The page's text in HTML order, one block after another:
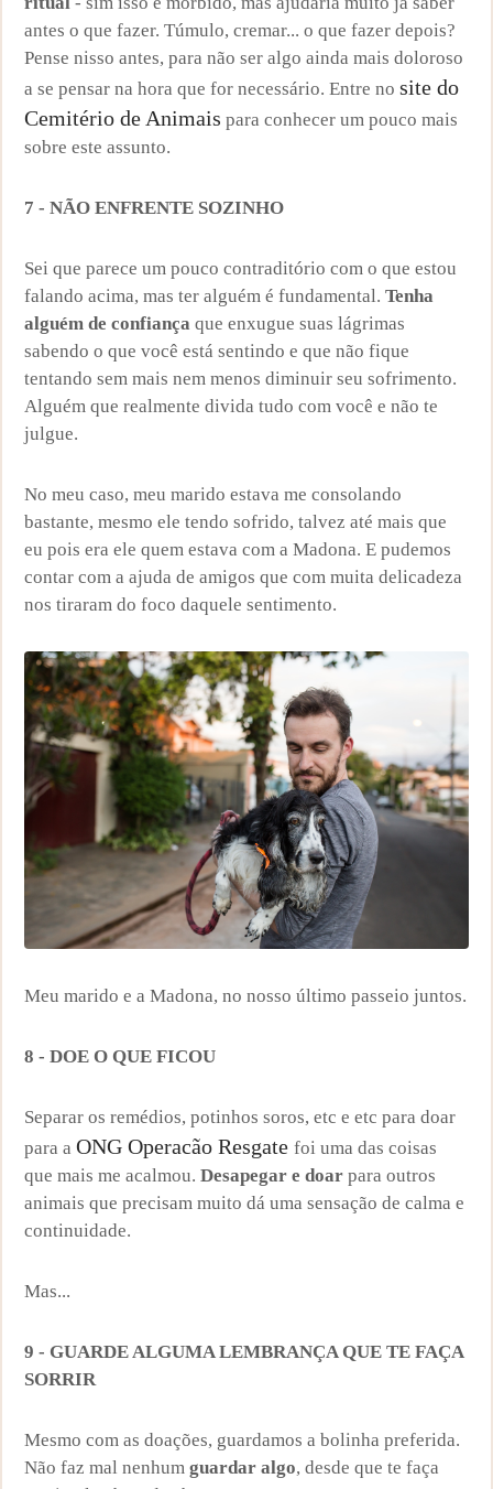
antes o que fazer. Túmulo, cremar... o que fazer depois?
Pense nisso antes, para não ser algo ainda mais doloroso
a se pensar na hora que for necessário. Entre no site do
Cemitério de Animais para conhecer um pouco mais
sobre este assunto.
7 - NÃO ENFRENTE SOZINHO
Sei que parece um pouco contraditório com o que estou
falando acima, mas ter alguém é fundamental. Tenha
alguém de confiança que enxugue suas lágrimas
sabendo o que você está sentindo e que não fique
tentando sem mais nem menos diminuir seu sofrimento.
Alguém que realmente divida tudo com você e não te
julgue.
No meu caso, meu marido estava me consolando
bastante, mesmo ele tendo sofrido, talvez até mais que
eu pois era ele quem estava com a Madona. E pudemos
contar com a ajuda de amigos que com muita delicadeza
nos tiraram do foco daquele sentimento.
Meu marido e a Madona, no nosso último passeio juntos.
8 - DOE O QUE FICOU
Separar os remédios, potinhos soros, etc e etc para doar
para a ONG Operacão Resgate foi uma das coisas
que mais me acalmou. Desapegar e doar para outros
animais que precisam muito dá uma sensação de calma e
continuidade.
Mas...
9 - GUARDE ALGUMA LEMBRANÇA QUE TE FAÇA
SORRIR
Mesmo com as doações, guardamos a bolinha preferida.
Não faz mal nenhum guardar algo, desde que te faça